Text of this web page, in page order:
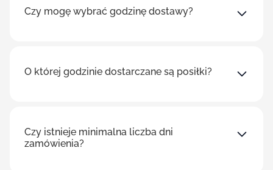
Czy mogę wybrać godzinę dostawy?
O której godzinie dostarczane są posiłki?
Czy istnieje minimalna liczba dni
zamówienia?